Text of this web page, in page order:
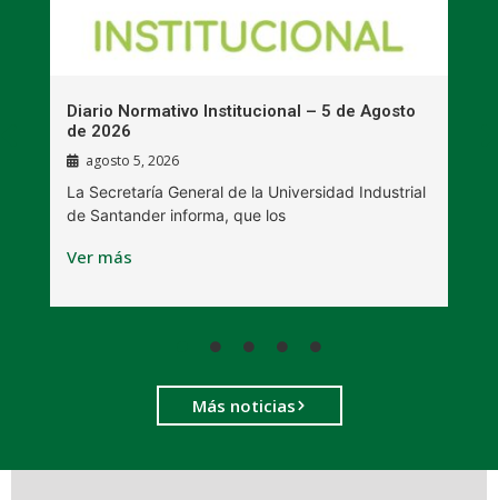
Diario Normativo Institucional – 5 de Agosto
de 2026
agosto 5, 2026
La Secretaría General de la Universidad Industrial
de Santander informa, que los
Ver más
Más noticias